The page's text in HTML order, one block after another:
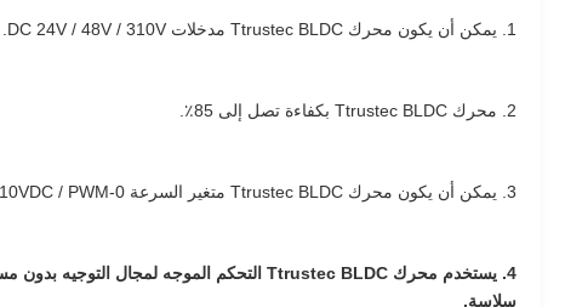
1. يمكن أن يكون محرك Ttrustec BLDC مدخلات DC 24V / 48V / 310V.
2. محرك Ttrustec BLDC بكفاءة تصل إلى 85٪.
3. يمكن أن يكون محرك Ttrustec BLDC متغير السرعة 0-10VDC / PWM ، متعدد السرعات أو سرعة واحدة.
سلاسة.